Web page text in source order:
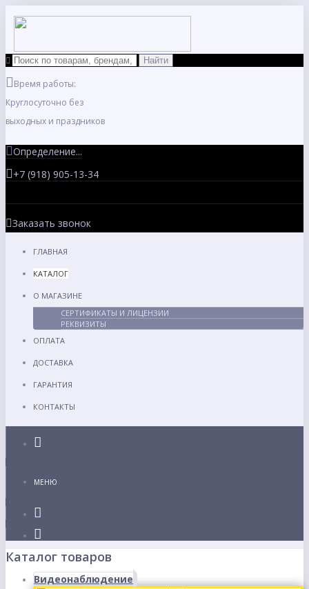
Время работы:
Круглосуточно без
выходных и праздников
Определение...
+7 (918) 905-13-34
Заказать звонок
ГЛАВНАЯ
КАТАЛОГ
О МАГАЗИНЕ
СЕРТИФИКАТЫ И ЛИЦЕНЗИИ
РЕКВИЗИТЫ
ОПЛАТА
ДОСТАВКА
ГАРАНТИЯ
КОНТАКТЫ
МЕНЮ
Каталог товаров
Видеонаблюдение